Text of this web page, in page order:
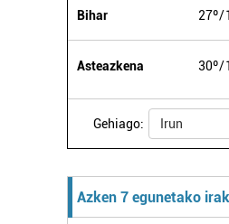
Bihar 27º
Asteazkena 30º
Gehiago: Irun
Azken 7 egunetako